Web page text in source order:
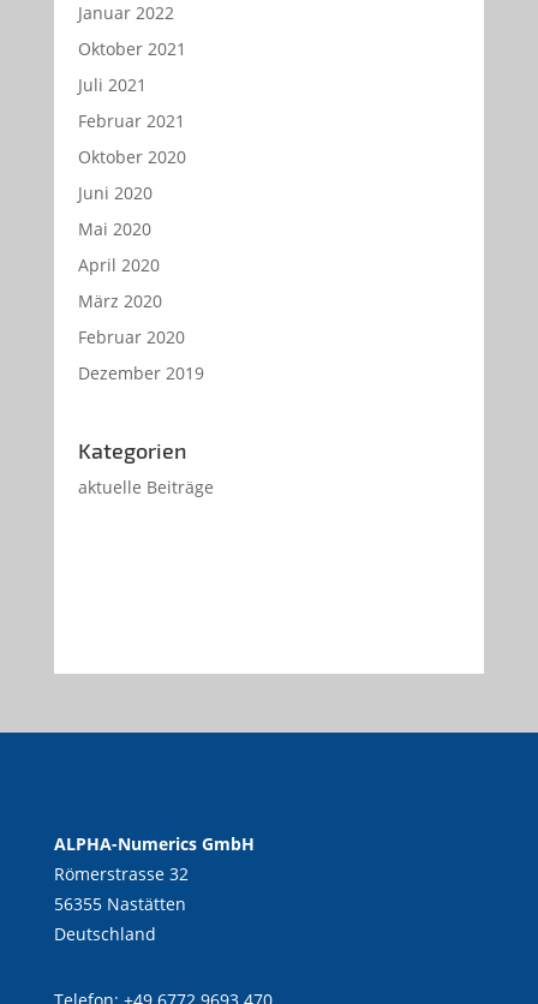
Januar 2022
Oktober 2021
Juli 2021
Februar 2021
Oktober 2020
Juni 2020
Mai 2020
April 2020
März 2020
Februar 2020
Dezember 2019
Kategorien
aktuelle Beiträge
ALPHA-Numerics GmbH
Römerstrasse 32
56355 Nastätten
Deutschland